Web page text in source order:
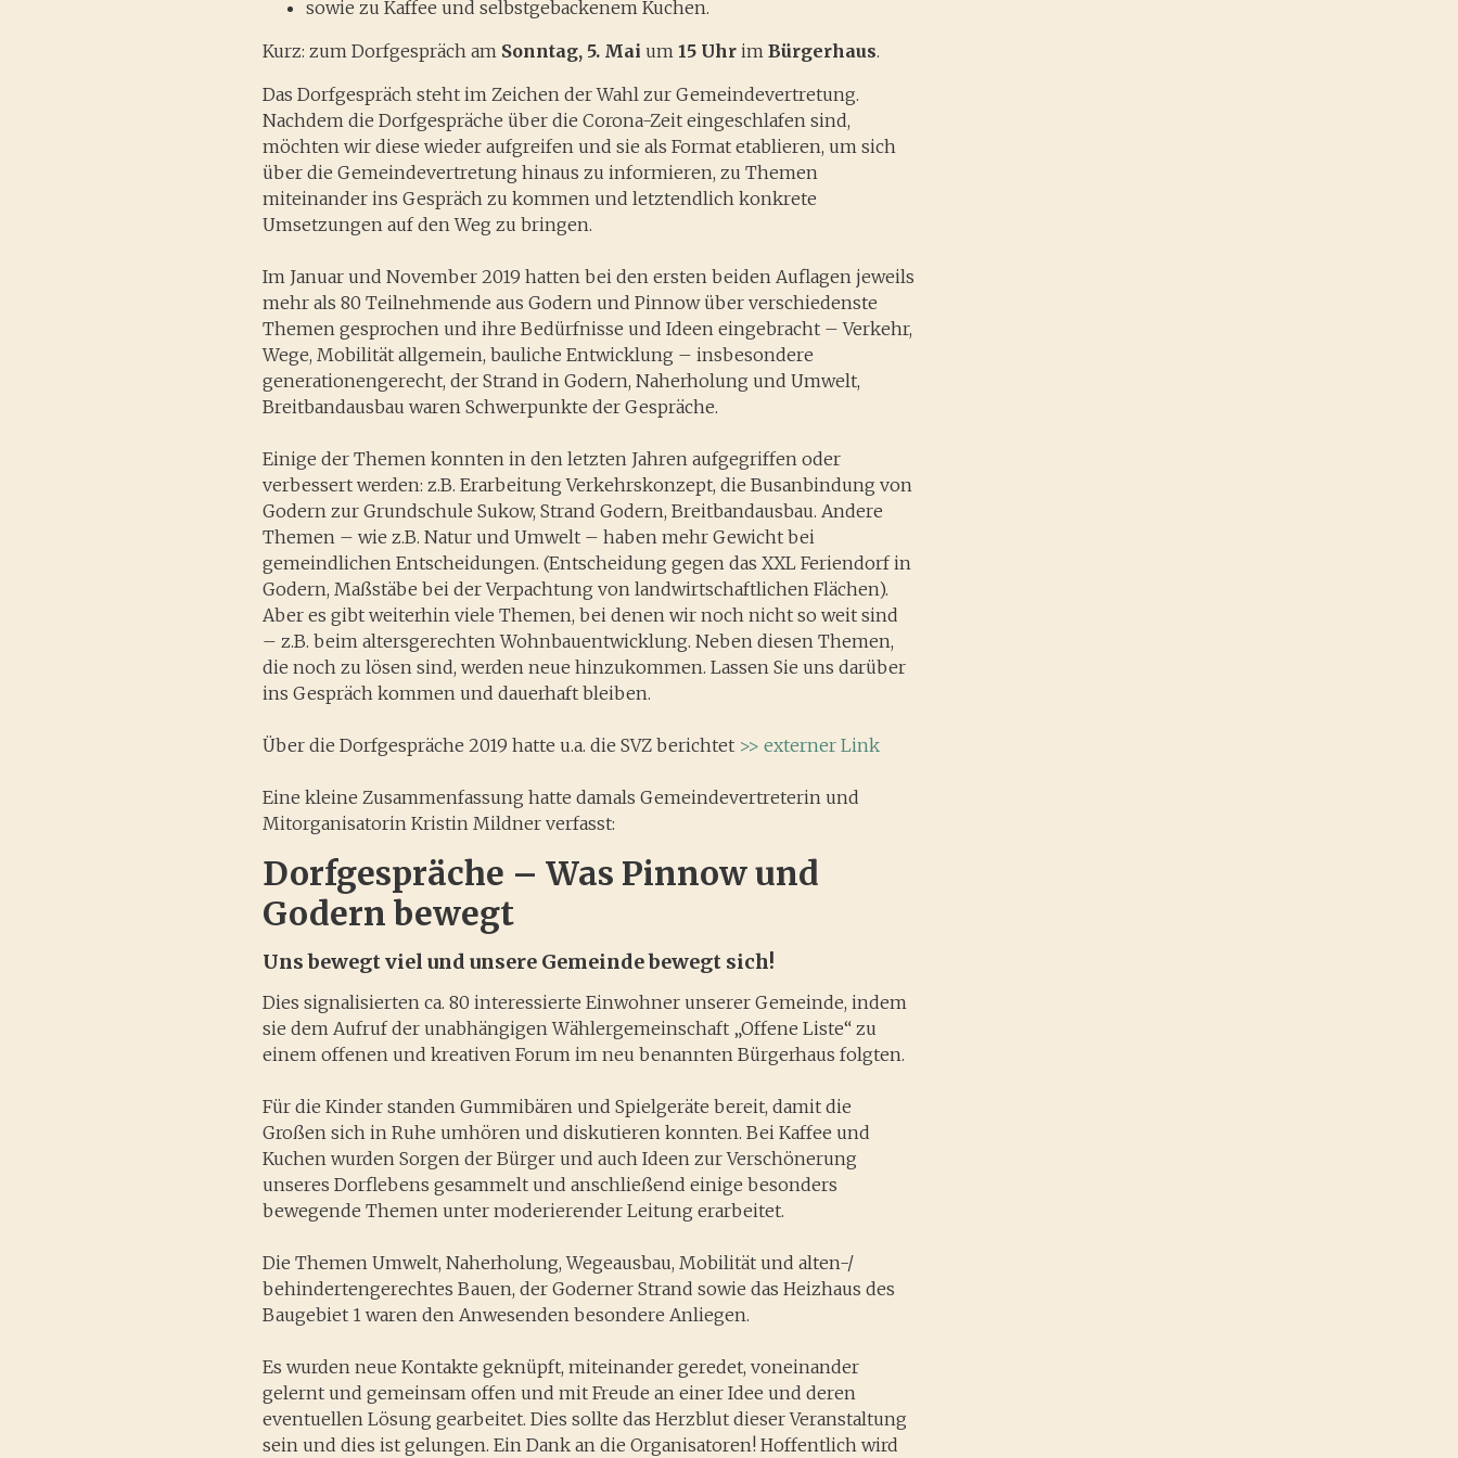
sowie zu Kaffee und selbstgebackenem Kuchen.
Kurz: zum Dorfgespräch am Sonntag, 5. Mai um15 Uhr imBürgerhaus.
Das Dorfgespräch steht im Zeichen der Wahl zur Gemeindevertretung.
Nachdem die Dorfgespräche über die Corona-Zeit eingeschlafen sind,
möchten wir diese wieder aufgreifen und sie als Format etablieren, um sich
über die Gemeindevertretung hinaus zu informieren, zu Themen
miteinander ins Gespräch zu kommen und letztendlich konkrete
Umsetzungen auf den Weg zu bringen.
Im Januar und November 2019 hatten bei den ersten beiden Auflagen jeweils
mehr als 80 Teilnehmende aus Godern und Pinnow über verschiedenste
Themen gesprochen und ihre Bedürfnisse und Ideen eingebracht – Verkehr,
Wege, Mobilität allgemein, bauliche Entwicklung – insbesondere
generationengerecht, der Strand in Godern, Naherholung und Umwelt,
Breitbandausbau waren Schwerpunkte der Gespräche.
Einige der Themen konnten in den letzten Jahren aufgegriffen oder
verbessert werden: z.B. Erarbeitung Verkehrskonzept, die Busanbindung von
Godern zur Grundschule Sukow, Strand Godern, Breitbandausbau. Andere
Themen – wie z.B. Natur und Umwelt – haben mehr Gewicht bei
gemeindlichen Entscheidungen. (Entscheidung gegen das XXL Feriendorf in
Godern, Maßstäbe bei der Verpachtung von landwirtschaftlichen Flächen).
Aber es gibt weiterhin viele Themen, bei denen wir noch nicht so weit sind
– z.B. beim altersgerechten Wohnbauentwicklung. Neben diesen Themen,
die noch zu lösen sind, werden neue hinzukommen. Lassen Sie uns darüber
ins Gespräch kommen und dauerhaft bleiben.
Über die Dorfgespräche 2019 hatte u.a. die SVZ berichtet >> externer Link
Eine kleine Zusammenfassung hatte damals Gemeindevertreterin und
Mitorganisatorin Kristin Mildner verfasst:
Dorfgespräche – Was Pinnow und
Godern bewegt
Uns bewegt viel und unsere Gemeinde bewegt sich!
Dies signalisierten ca. 80 interessierte Einwohner unserer Gemeinde, indem
sie dem Aufruf der unabhängigen Wählergemeinschaft „Offene Liste“ zu
einem offenen und kreativen Forum im neu benannten Bürgerhaus folgten.
Für die Kinder standen Gummibären und Spielgeräte bereit, damit die
Großen sich in Ruhe umhören und diskutieren konnten. Bei Kaffee und
Kuchen wurden Sorgen der Bürger und auch Ideen zur Verschönerung
unseres Dorflebens gesammelt und anschließend einige besonders
bewegende Themen unter moderierender Leitung erarbeitet.
Die Themen Umwelt, Naherholung, Wegeausbau, Mobilität und alten-/
behindertengerechtes Bauen, der Goderner Strand sowie das Heizhaus des
Baugebiet 1 waren den Anwesenden besondere Anliegen.
Es wurden neue Kontakte geknüpft, miteinander geredet, voneinander
gelernt und gemeinsam offen und mit Freude an einer Idee und deren
eventuellen Lösung gearbeitet. Dies sollte das Herzblut dieser Veranstaltung
sein und dies ist gelungen. Ein Dank an die Organisatoren! Hoffentlich wird